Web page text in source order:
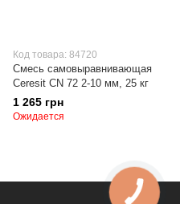
Код товара: 84720
Смесь самовыравнивающая
Ceresit СN 72 2-10 мм, 25 кг
1 265 грн
Ожидается